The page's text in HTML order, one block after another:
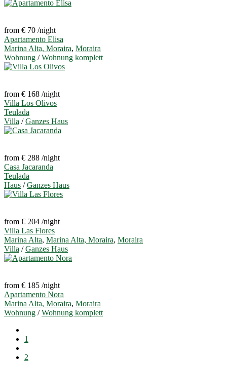
from € 70 /night
Apartamento Elisa
Marina Alta, Moraira, Moraira
Wohnung /Wohnung komplett
from € 168 /night
Villa Los Olivos
Teulada
Villa /Ganzes Haus
from € 288 /night
Casa Jacaranda
Teulada
Haus /Ganzes Haus
from € 204 /night
Villa Las Flores
Marina Alta, Marina Alta, Moraira, Moraira
Villa /Ganzes Haus
from € 185 /night
Apartamento Nora
Marina Alta, Moraira, Moraira
Wohnung /Wohnung komplett
1
2